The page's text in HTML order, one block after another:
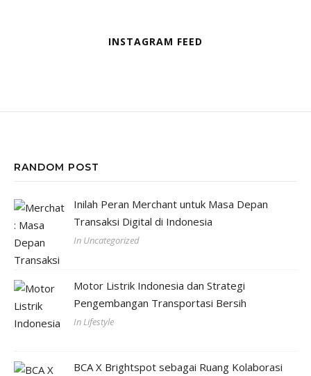
INSTAGRAM FEED
RANDOM POST
Inilah Peran Merchant untuk Masa Depan
Transaksi Digital di Indonesia
In Uncategorized
Motor Listrik Indonesia dan Strategi
Pengembangan Transportasi Bersih
In Lifestyle
BCA X Brightspot sebagai Ruang Kolaborasi